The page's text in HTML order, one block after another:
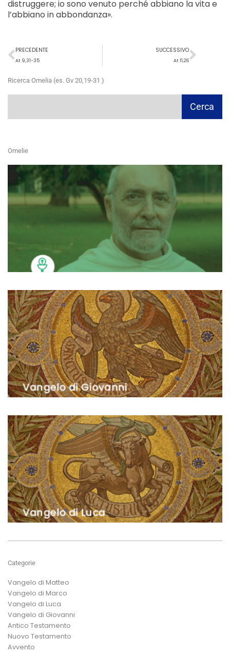
distruggere; io sono venuto perché abbiano la vita e
l’abbiano in abbondanza».
Precedente
PRECEDENTE
At 9,31-35
SUCCESSIVO
At 11,26
Ricerca Omelia (es. Gv 20,19-31 )
Cerca
Omelie
Categorie
Vangelo di Matteo
Vangelo di Marco
Vangelo di Luca
Vangelo di Giovanni
Antico Testamento
Nuovo Testamento
Avvento